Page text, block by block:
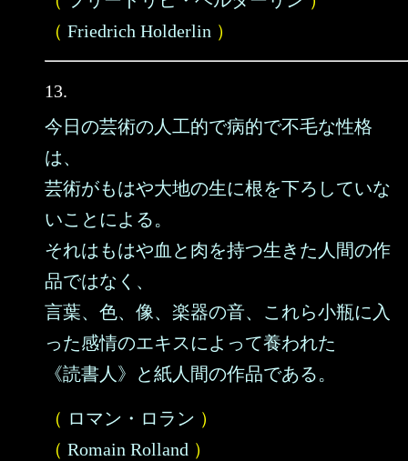
（ Friedrich Holderlin ）
13.
今日の芸術の人工的で病的で不毛な性格
は、
芸術がもはや大地の生に根を下ろしていな
いことによる。
それはもはや血と肉を持つ生きた人間の作
品ではなく、
言葉、色、像、楽器の音、これら小瓶に入
った感情のエキスによって養われた
《読書人》と紙人間の作品である。
（ ロマン・ロラン ）
（ Romain Rolland ）